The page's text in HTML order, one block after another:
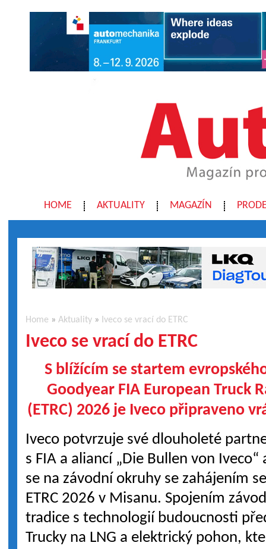
HOME AKTUALITY MAGAZÍN
Home »Aktuality » Iveco se vrací do ETRC
Iveco se vrací do ETRC
S blížícím se startem
Goodyear FIA European Truck
(ETRC) 2026 je Iveco připraveno
Iveco potvrzuje své dlouholeté
s FIA a aliancí „Die Bullen von Iveco“
se na závodní okruhy se zahájením
ETRC 2026 v Misanu. Spojením
tradice s technologií budoucnosti
Trucky na LNG a elektrický pohon,